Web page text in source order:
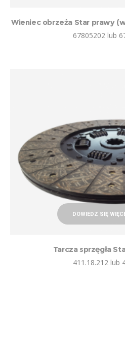
Wieniec obrzeża Star prawy
67805202 lub
DOWIEDZ SIĘ
Tarcza sprzęgła
411.18.212 lub